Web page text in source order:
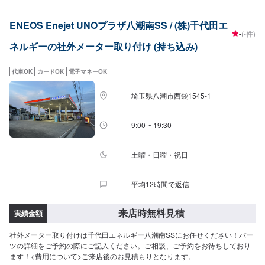
ダックスガーデンアイラインウェストウィング等【パーツ持ち込み可能】持
ち込みパーツの対応もいたします。※パーツの不備などにより、取り付けがで
きなかった場合でも、動作確認などで発生した工賃をご請求させていただき
時）を24台ご用意しております。燃料代はお客さま負担となりますので、ご
了承ください。【営業時間・定休日】営業時間：8:30〜17:30定休日：日・
祝・第一、第三月曜日
ENEOS Enejet UNOプラザ八潮南SS / (株)千代田エ
ネルギーの社外メーター取り付け (持ち込み)
-(-件)
代車OK カードOK 電子マネーOK
埼玉県八潮市西袋1545-1
9:00 ~ 19:30
土曜・日曜・祝日
平均12時間で返信
実績金額 来店時無料見積
社外メーター取り付けは千代田エネルギー八潮南SSにお任せください！パー
ツの詳細をご予約の際にご記入ください。ご相談、ご予約をお待ちしており
ます！<費用について>ご来店後のお見積もりとなります。